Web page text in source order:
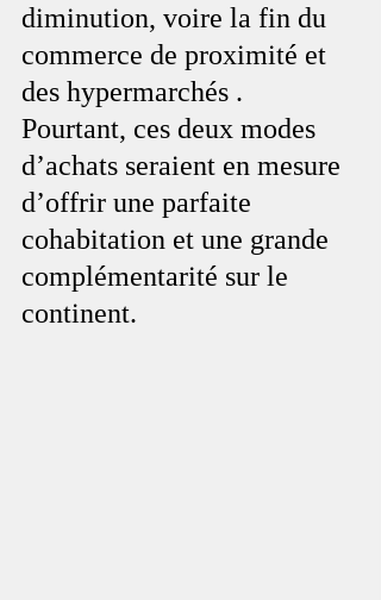
diminution, voire la fin du
commerce de proximité et
des hypermarchés .
Pourtant, ces deux modes
d’achats seraient en mesure
d’offrir une parfaite
cohabitation et une grande
complémentarité sur le
continent.